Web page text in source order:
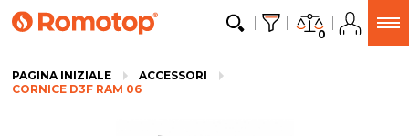
0
PAGINA INIZIALE
ACCESSORI
CORNICE D3F RAM 06